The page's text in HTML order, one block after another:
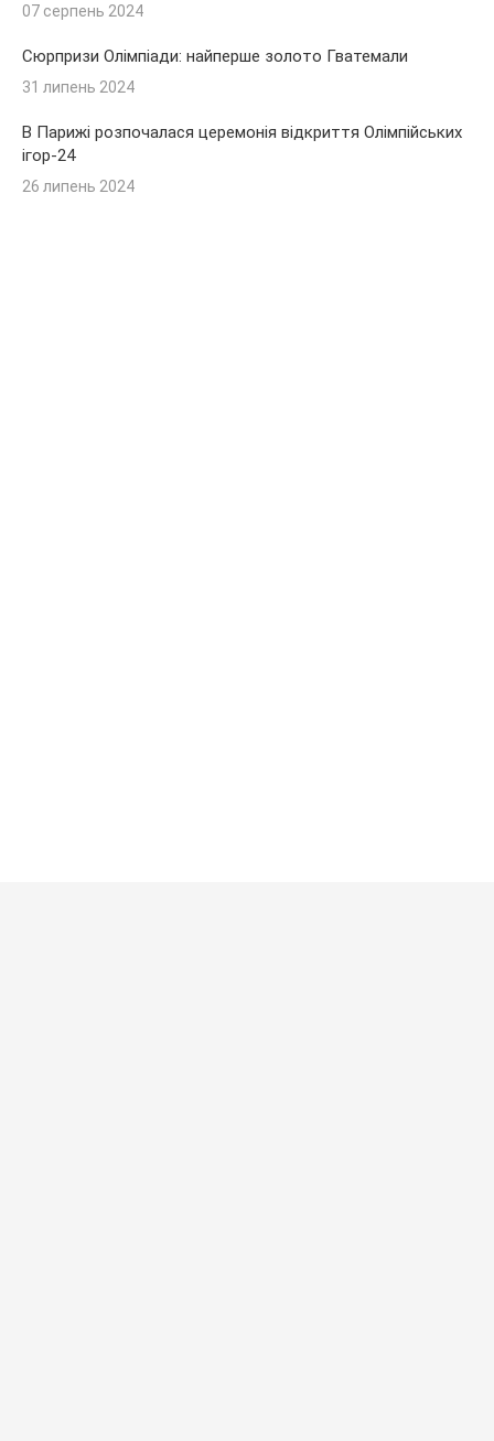
07 серпень 2024
Сюрпризи Олімпіади: найперше золото Гватемали
31 липень 2024
В Парижі розпочалася церемонія відкриття Олімпійських
ігор-24
26 липень 2024